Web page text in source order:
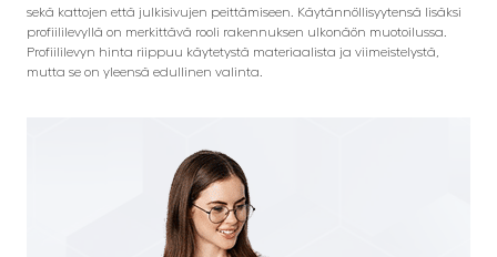
sekä kattojen että julkisivujen peittämiseen. Käytännöllisyytensä lisäksi
profiililevyllä on merkittävä rooli rakennuksen ulkonäön muotoilussa.
Profiililevyn hinta riippuu käytetystä materiaalista ja viimeistelystä,
mutta se on yleensä edullinen valinta.